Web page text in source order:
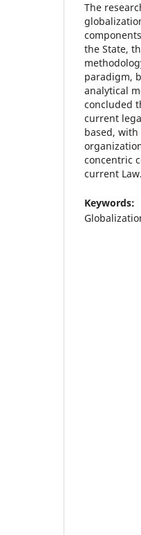
The
the State,
paradigm,
analytical
concluded
current
based,
concentric
current Law.
Keywords: